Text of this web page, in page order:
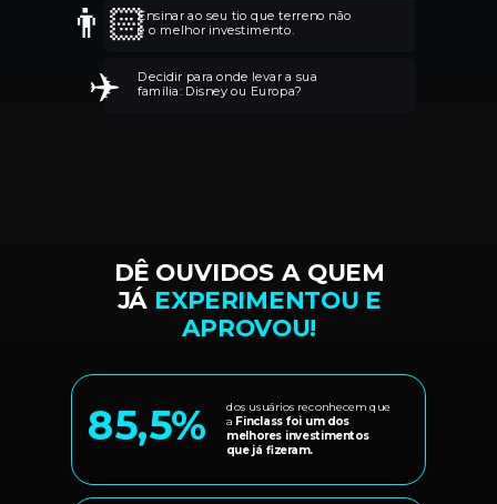
dos usuários reconhecem que
a Finclass foi um dos
melhores investimentos
que já fizeram.
85,5%
DÊ OUVIDOS A QUEM
JÁ EXPERIMENTOU E
APROVOU!
Ensinar ao seu tio que terreno não
é o melhor investimento.
👨🏻
Decidir para onde levar a sua
família: Disney ou Europa?
✈️